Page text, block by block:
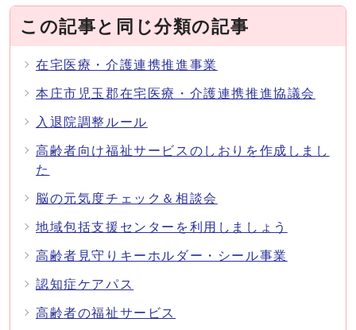
この記事と同じ分類の記事
在宅医療・介護連携推進事業
本庄市児玉郡在宅医療・介護連携推進協議会
入退院調整ルール
高齢者向け福祉サービスのしおりを作成しまし
た
脳の元気度チェック＆相談会
地域包括支援センターを利用しましょう
高齢者見守りキーホルダー・シール事業
認知症ケアパス
高齢者の福祉サービス